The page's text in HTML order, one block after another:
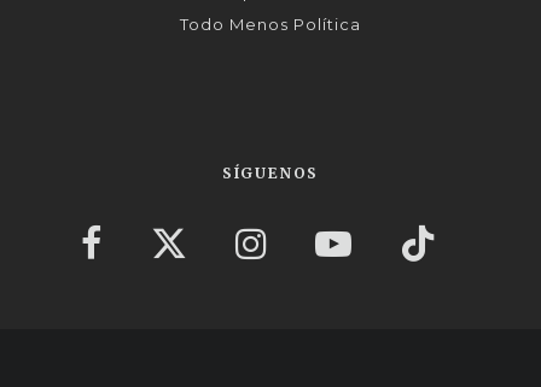
Todo Menos Política
SÍGUENOS